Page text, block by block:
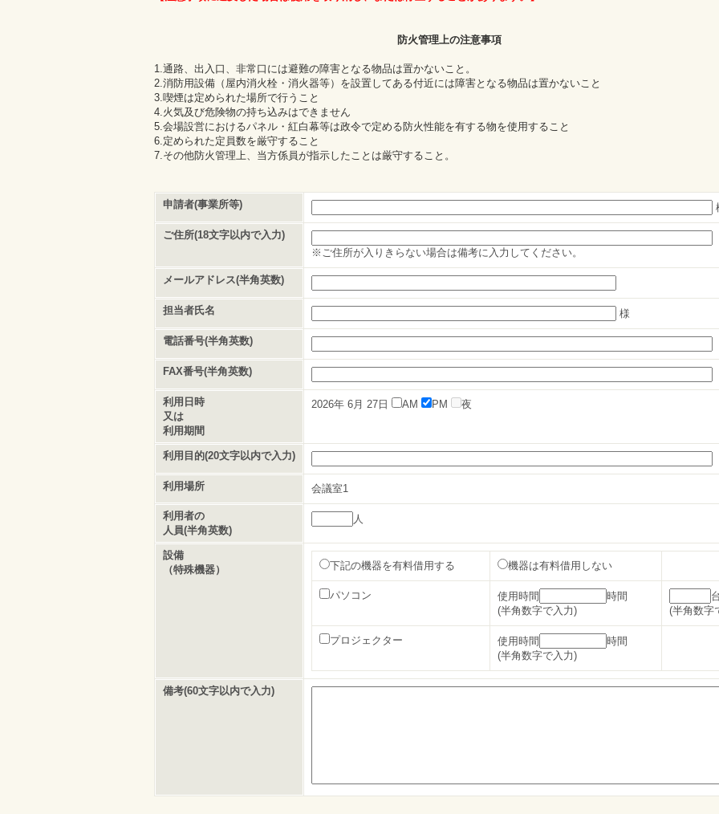
防火管理上の注意事項
1.通路、出入口、非常口には避難の障害となる物品は置かないこと。
2.消防用設備（屋内消火栓・消火器等）を設置してある付近には障害となる物品は置かないこと
3.喫煙は定められた場所で行うこと
4.火気及び危険物の持ち込みはできません
5.会場設営におけるパネル・紅白幕等は政令で定める防火性能を有する物を使用すること
6.定められた定員数を厳守すること
7.その他防火管理上、当方係員が指示したことは厳守すること。
申請者(事業所等)
ご住所(18文字以内で入力)
※ご住所が入りきらない場合は備考に入力してください。
メールアドレス(半角英数)
担当者氏名 様
電話番号(半角英数)
FAX番号(半角英数)
利用日時
又は
利用期間
2026年 6月 27日 AM PM 夜
利用目的(20文字以内で入力)
利用場所 会議室1
利用者の
人員(半角英数)
人
設備
（特殊機器）
下記の機器を有料借用する 機器は有料借用しない
パソコン 使用時間
時間
(半角数字で入力)
(半角数字
プロジェクター 使用時間
時間
(半角数字で入力)
備考(60文字以内で入力)